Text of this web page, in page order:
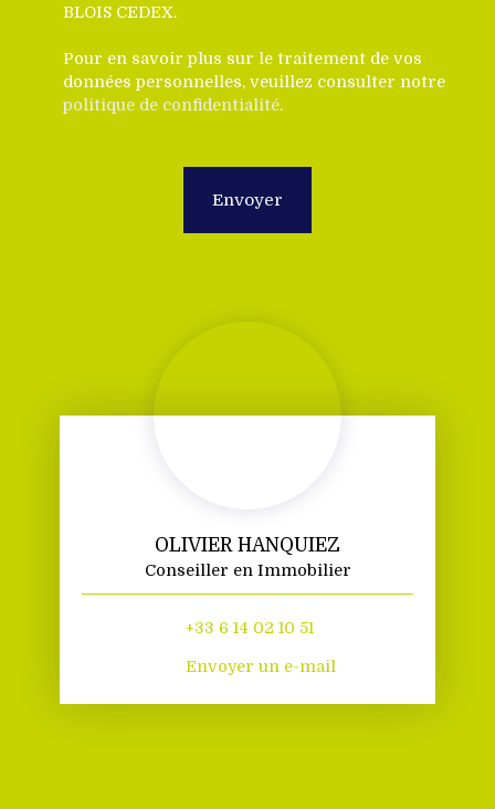
BLOIS CEDEX.
Pour en savoir plus sur le traitement de vos
données personnelles, veuillez consulter notre
politique de confidentialité.
Envoyer
OLIVIER HANQUIEZ
Conseiller en Immobilier
+33 6 14 02 10 51
Envoyer un e-mail